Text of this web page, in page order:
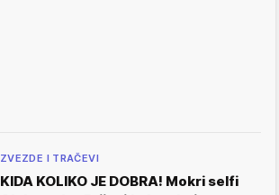
ZVEZDE I TRAČEVI
KIDA KOLIKO JE DOBRA! Mokri selfi